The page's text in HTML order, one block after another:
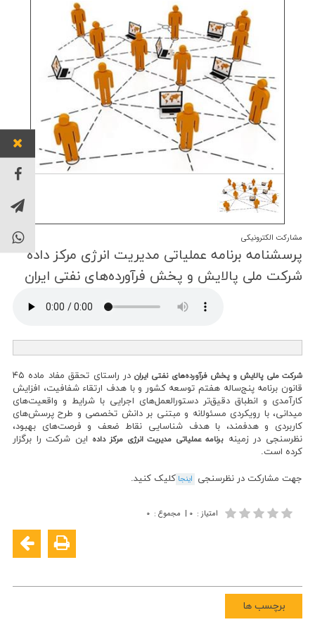
مشارکت الکترونیکی
پرسشنامه برنامه عملیاتی مدیریت انرژی مركز داده
شركت ملی پالایش و پخش فرآورده‌های نفتی ایران
شرکت ملی پالایش و پخش فرآورده‌های نفتی ایران
در راستای تحقق مفاد ماده ۴۵
قانون برنامه پنج‌ساله هفتم توسعه کشور و با هدف ارتقاء شفافیت، افزایش
کارآمدی و انطباق دقیق‌تر دستورالعمل‌های اجرایی با شرایط و واقعیت‌های
میدانی، با رویکردی مسئولانه و مبتنی بر دانش تخصصی و طرح پرسش‌های
کاربردی و هدفمند، با هدف شناسایی نقاط ضعف و فرصت‌های بهبود،
نظرسنجی در زمینه برنامه عملیاتی مدیریت انرژی مرکز داده این شرکت را برگزار
کرده است.
جهت مشارکت در نظرسنجی اینجا کلیک کنید.
امتیاز : ۰ | مجموع : ۰
برچسب ها